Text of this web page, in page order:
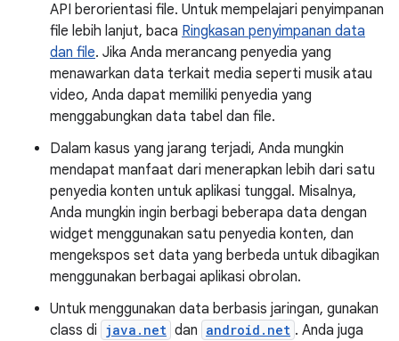
API berorientasi file. Untuk mempelajari penyimpanan
file lebih lanjut, baca Ringkasan penyimpanan data
dan file. Jika Anda merancang penyedia yang
menawarkan data terkait media seperti musik atau
video, Anda dapat memiliki penyedia yang
menggabungkan data tabel dan file.
Dalam kasus yang jarang terjadi, Anda mungkin
mendapat manfaat dari menerapkan lebih dari satu
penyedia konten untuk aplikasi tunggal. Misalnya,
Anda mungkin ingin berbagi beberapa data dengan
widget menggunakan satu penyedia konten, dan
mengekspos set data yang berbeda untuk dibagikan
menggunakan berbagai aplikasi obrolan.
Untuk menggunakan data berbasis jaringan, gunakan
class di java.net dan android.net . Anda juga